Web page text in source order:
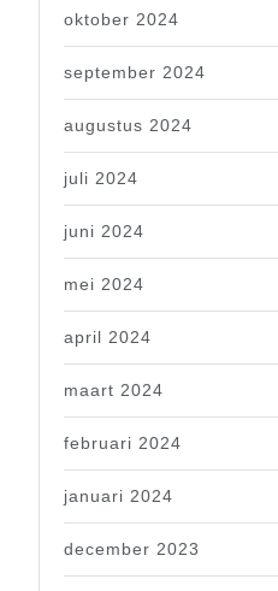
oktober 2024
september 2024
augustus 2024
juli 2024
juni 2024
mei 2024
april 2024
maart 2024
februari 2024
januari 2024
december 2023